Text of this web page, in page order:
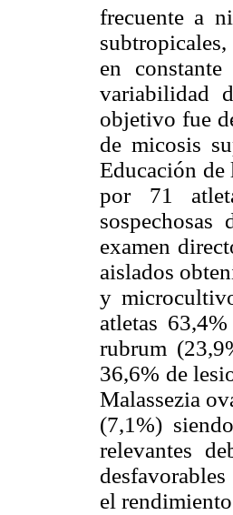
frecuente a
en
variabilidad
objetivo fue
de micosis
Educación de
por 71
examen
aislados
y
atletas
rubrum
36,6% de
Malassezia
(7,1%)
relevantes
el